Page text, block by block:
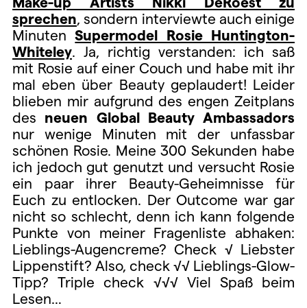
sprechen, sondern interviewte auch einige
MinutenSupermodel Rosie Huntington-
Whiteley. Ja, richtig verstanden: ich saß
mit Rosie auf einer Couch und habe mit ihr
mal eben über Beauty geplaudert! Leider
blieben mir aufgrund des engen Zeitplans
des neuen Global Beauty Ambassadors
nur wenige Minuten mit der unfassbar
schönen Rosie. Meine 300 Sekunden habe
ich jedoch gut genutzt und versucht Rosie
ein paar ihrer Beauty-Geheimnisse für
Euch zu entlocken. Der Outcome war gar
nicht so schlecht, denn ich kann folgende
Punkte von meiner Fragenliste abhaken:
Lieblings-Augencreme? Check √ Liebster
Lippenstift? Also, check √√ Lieblings-Glow-
Tipp? Triple check √√√ Viel Spaß beim
Lesen…